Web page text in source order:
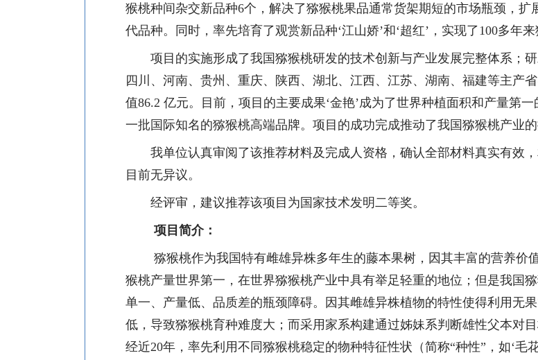
猴桃种间杂交新品种6个，解决了猕猴桃果品通常货架期短的市场瓶颈，
代品种。同时，率先培育了观赏新品种‘江山娇’和‘超红’ ，实现了100多年来
项目的实施形成了我国猕猴桃研发的技术创新与产业发展完整体系；
四川、河南、贵州、重庆、陕西、湖北、江西、江苏、湖南、福建等主产
值86.2 亿元。目前，项目的主要成果‘金艳’成为了世界种植面积和产量第
一批国际知名的猕猴桃高端品牌。项目的成功完成推动了我国猕猴桃产业
我单位认真审阅了该推荐材料及完成人资格，确认全部材料真实有效
目前无异议。
经评审，建议推荐该项目为国家技术发明二等奖。
项目简介：
猕猴桃作为我国特有雌雄异株多年生的藤本果树，因其丰富的营养价
猴桃产量世界第一，在世界猕猴桃产业中具有举足轻重的地位；但是我国
单一、产量低、品质差的瓶颈障碍。因其雌雄异株植物的特性使得利用无
低，导致猕猴桃育种难度大；而采用家系构建通过姊妹系判断雄性父本对
经近20年，率先利用不同猕猴桃稳定的物种特征性状（简称“种性” ，如‘毛